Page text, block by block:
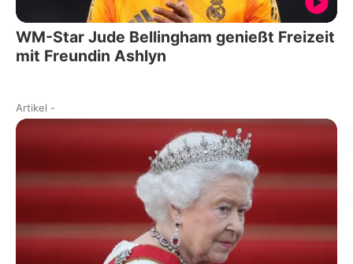
WM-Star Jude Bellingham genießt Freizeit
mit Freundin Ashlyn
Artikel -